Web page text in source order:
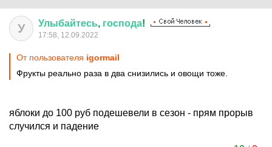
У Улыбайтесь, господа!
17:58, 12.09.2022
От пользователя igormail
Фрукты реально раза в два снизились и овощи тоже.
яблоки до 100 руб подешевели в сезон - прям прорыв
случился и падение